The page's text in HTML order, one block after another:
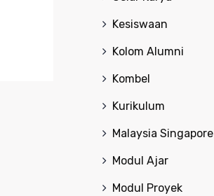
Kesiswaan
Kolom Alumni
Kombel
Kurikulum
Malaysia Singapore
Modul Ajar
Modul Proyek